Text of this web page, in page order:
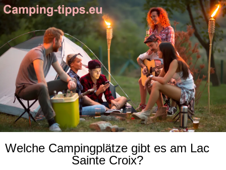
Welche Campingplätze gibt es am Lac
Sainte Croix?